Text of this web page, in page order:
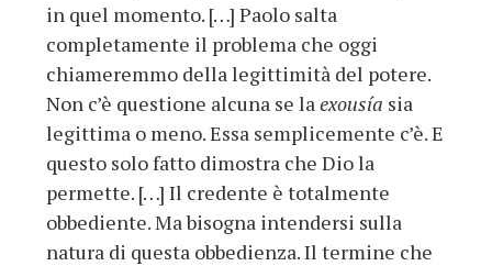
in quel momento. […] Paolo salta
completamente il problema che oggi
chiameremmo della legittimità del potere.
Non c’è questione alcuna se laexousía sia
legittima o meno. Essa semplicemente c’è. E
questo solo fatto dimostra che Dio la
permette. […] Il credente è totalmente
obbediente. Ma bisogna intendersi sulla
natura di questa obbedienza. Il termine che